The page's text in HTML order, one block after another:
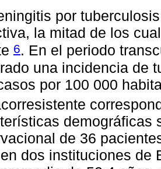
por
la mitad de los
6. En el periodo
una incidencia de
por 100 000
demográficas
de 36
dos instituciones de